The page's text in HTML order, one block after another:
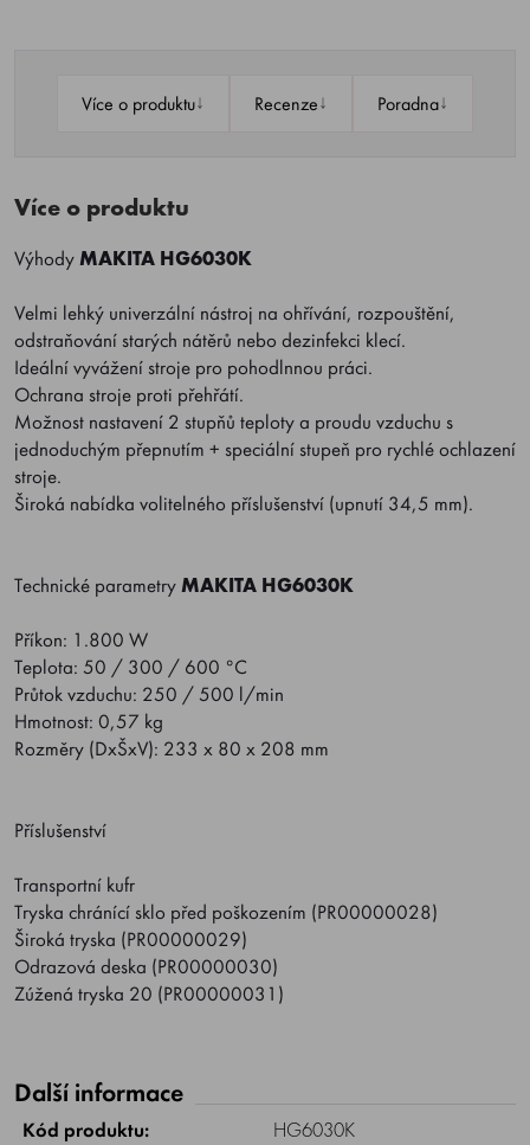
Více o produktu↓ Recenze↓ Poradna↓
Více o produktu
VýhodyMAKITA HG6030K
Velmi lehký univerzální nástroj na ohřívání, rozpouštění,
odstraňování starých nátěrů nebo dezinfekci klecí.
Ideální vyvážení stroje pro pohodlnnou práci.
Ochrana stroje proti přehřátí.
Možnost nastavení 2 stupňů teploty a proudu vzduchu s
jednoduchým přepnutím + speciální stupeň pro rychlé ochlazení
stroje.
Široká nabídka volitelného příslušenství (upnutí 34,5 mm).
Technické parametryMAKITA HG6030K
Příkon: 1.800 W
Teplota: 50 / 300 / 600 °C
Průtok vzduchu: 250 / 500 l/min
Hmotnost: 0,57 kg
Rozměry (DxŠxV): 233 x 80 x 208 mm
Příslušenství
Transportní kufr
Tryska chránící sklo před poškozením (PR00000028)
Široká tryska (PR00000029)
Odrazová deska (PR00000030)
Zúžená tryska 20 (PR00000031)
Další informace
Kód produktu:
HG6030K